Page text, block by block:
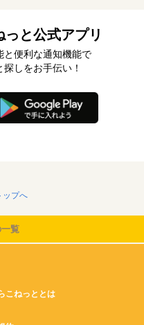
っと公式アプリ
と便利な通知機能で
しをお手伝い！
ップへ
覧
こねっととは